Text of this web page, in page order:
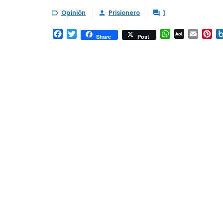
 Opinión  Prisionero  1
Facebook
TwitterShare Post WhatsApp
AOL Email